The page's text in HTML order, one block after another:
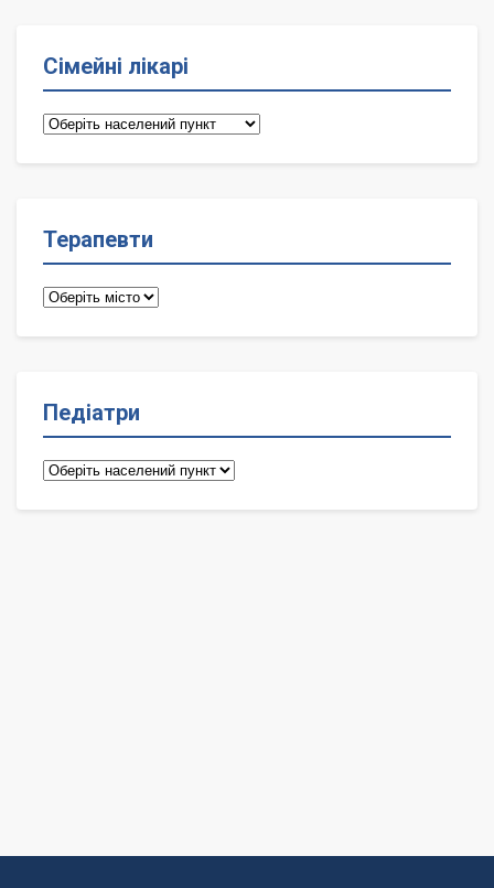
Сімейні лікарі
Сімейні
Терапевти
Терапевти
Педіатри
Педіатри